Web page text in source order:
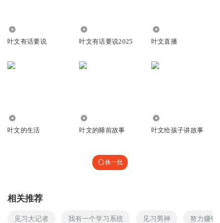
叶文有话要说 叶文有话要说2025 叶文直播
叶文的生活 叶文的睡前故事 叶文给孩子讲故事
换一批
相关推荐
见习大记者 我有一个学习系统 见习男神 努力赚钱